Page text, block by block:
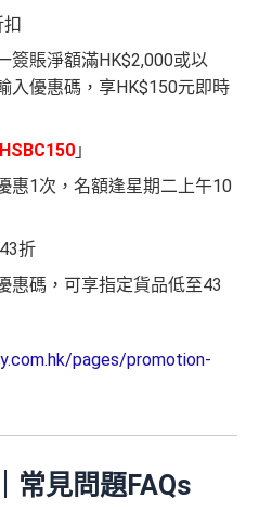
簽賬淨額滿HK$2,000或以
入優惠碼，享HK$150元即時
」
惠1次，名額逢星期二上午10
折
惠碼，可享指定貨品低至43
pages/promotion-
常見問題FAQs